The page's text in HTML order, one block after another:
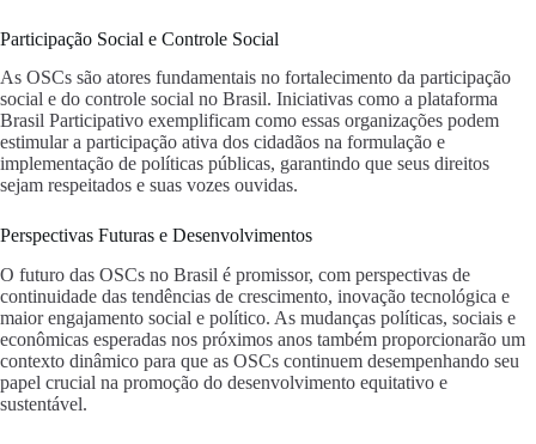
Participação Social e Controle Social
As OSCs são atores fundamentais no fortalecimento da participação
social e do controle social no Brasil. Iniciativas como a plataforma
Brasil Participativo exemplificam como essas organizações podem
estimular a participação ativa dos cidadãos na formulação e
implementação de políticas públicas, garantindo que seus direitos
sejam respeitados e suas vozes ouvidas.
Perspectivas Futuras e Desenvolvimentos
O futuro das OSCs no Brasil é promissor, com perspectivas de
continuidade das tendências de crescimento, inovação tecnológica e
maior engajamento social e político. As mudanças políticas, sociais e
econômicas esperadas nos próximos anos também proporcionarão um
contexto dinâmico para que as OSCs continuem desempenhando seu
papel crucial na promoção do desenvolvimento equitativo e
sustentável.